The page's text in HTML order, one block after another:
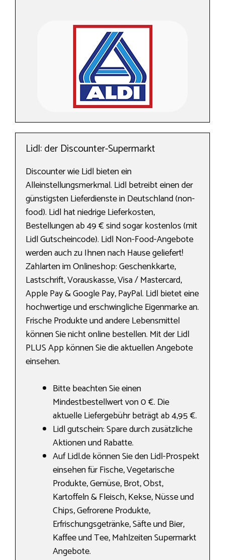
Lidl: der Discounter-Supermarkt
Discounter wie Lidl bieten ein
Alleinstellungsmerkmal. Lidl betreibt einen der
günstigsten Lieferdienste in Deutschland (non-
food). Lidl hat niedrige Lieferkosten,
Bestellungen ab 49 € sind sogar kostenlos (mit
Lidl Gutscheincode). Lidl Non-Food-Angebote
werden auch zu Ihnen nach Hause geliefert!
Zahlarten im Onlineshop: Geschenkkarte,
Lastschrift, Vorauskasse, Visa / Mastercard,
Apple Pay & Google Pay, PayPal. Lidl bietet eine
hochwertige und erschwingliche Eigenmarke an.
Frische Produkte und andere Lebensmittel
können Sie nicht online bestellen. Mit der Lidl
PLUS App können Sie die aktuellen Angebote
einsehen.
Bitte beachten Sie einen
Mindestbestellwert von 0 €. Die
aktuelle Liefergebühr beträgt ab 4,95 €.
Lidl gutschein: Spare durch zusätzliche
Aktionen und Rabatte.
Auf Lidl.de können Sie den Lidl-Prospekt
einsehen für Fische, Vegetarische
Produkte, Gemüse, Brot, Obst,
Kartoffeln & Fleisch, Kekse, Nüsse und
Chips, Gefrorene Produkte,
Erfrischungsgetränke, Säfte und Bier,
Kaffee und Tee, Mahlzeiten Supermarkt
Angebote.